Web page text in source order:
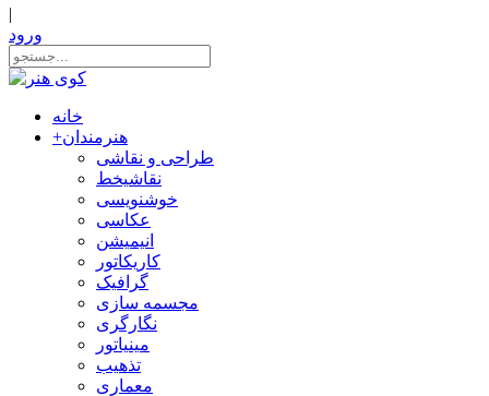
|
ورود
خانه
+هنرمندان
طراحی و نقاشی
نقاشیخط
خوشنویسی
عکاسی
انیمیشن
کاریکاتور
گرافیک
مجسمه سازی
نگارگری
مینیاتور
تذهیب
معماری